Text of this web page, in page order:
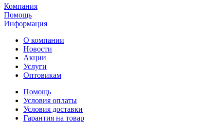
Компания
Помощь
Информация
О компании
Новости
Акции
Услуги
Оптовикам
Помощь
Условия оплаты
Условия доставки
Гарантия на товар